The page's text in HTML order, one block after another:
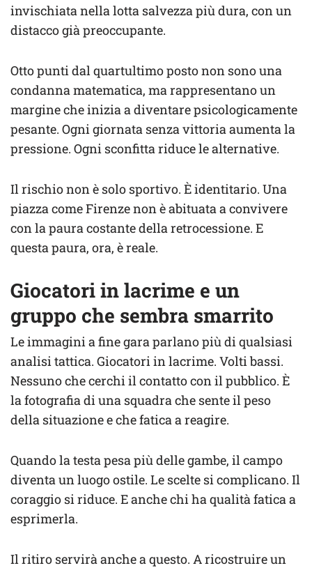
invischiata nella lotta salvezza più dura, con un
distacco già preoccupante.
Otto punti dal quartultimo posto non sono una
condanna matematica, ma rappresentano un
margine che inizia a diventare psicologicamente
pesante. Ogni giornata senza vittoria aumenta la
pressione. Ogni sconfitta riduce le alternative.
Il rischio non è solo sportivo. È identitario. Una
piazza come Firenze non è abituata a convivere
con la paura costante della retrocessione. E
questa paura, ora, è reale.
Giocatori in lacrime e un
gruppo che sembra smarrito
Le immagini a fine gara parlano più di qualsiasi
analisi tattica. Giocatori in lacrime. Volti bassi.
Nessuno che cerchi il contatto con il pubblico. È
la fotografia di una squadra che sente il peso
della situazione e che fatica a reagire.
Quando la testa pesa più delle gambe, il campo
diventa un luogo ostile. Le scelte si complicano. Il
coraggio si riduce. E anche chi ha qualità fatica a
esprimerla.
Il ritiro servirà anche a questo. A ricostruire un